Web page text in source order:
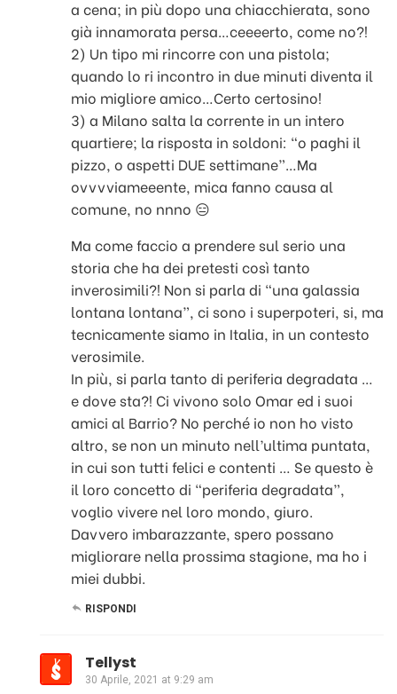
a cena; in più dopo una chiacchierata, sono
già innamorata persa…ceeeerto, come no?!
2) Un tipo mi rincorre con una pistola;
quando lo ri incontro in due minuti diventa il
mio migliore amico…Certo certosino!
3) a Milano salta la corrente in un intero
quartiere; la risposta in soldoni: “o paghi il
pizzo, o aspetti DUE settimane”…Ma
ovvvviameeente, mica fanno causa al
comune, no nnno 😑
Ma come faccio a prendere sul serio una
storia che ha dei pretesti così tanto
inverosimili?! Non si parla di “una galassia
lontana lontana”, ci sono i superpoteri, si, ma
tecnicamente siamo in Italia, in un contesto
verosimile.
In più, si parla tanto di periferia degradata …
e dove sta?! Ci vivono solo Omar ed i suoi
amici al Barrio? No perché io non ho visto
altro, se non un minuto nell’ultima puntata,
in cui son tutti felici e contenti … Se questo è
il loro concetto di “periferia degradata”,
voglio vivere nel loro mondo, giuro.
Davvero imbarazzante, spero possano
migliorare nella prossima stagione, ma ho i
miei dubbi.
RISPONDI
Tellyst
30 Aprile, 2021 at 9:29 am